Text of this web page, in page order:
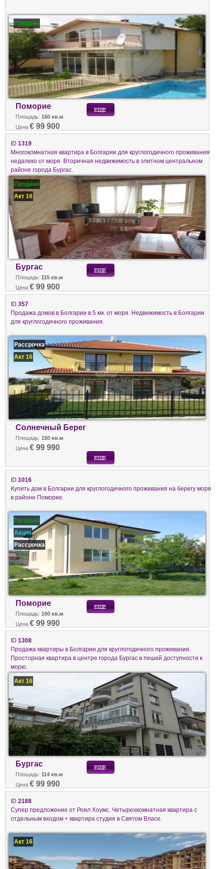
Продано
Поморие
Площадь: 160 кв.м
Цена € 99 900
ID 1319
Многокомнатная квартира в Болгарии для круглогодичного проживания
недалеко от моря. Вторичная недвижимость в элитном центральном
районе города Бургас.
Продано
Акт 16
Бургас
Площадь: 115 кв.м
Цена € 99 900
ID 357
Продажа домов в Болгарии в 5 км. от моря. Недвижимость в Болгарии
для круглогодичного проживания.
Рассрочка
Акт 16
Солнечный Берег
Площадь: 150 кв.м
Цена € 99 990
ID 1016
Купить дом в Болгарии для круглогодичного проживания на берегу моря
в районе Поморие.
Продано
Акция
Рассрочка
Поморие
Площадь: 160 кв.м
Цена € 99 990
ID 1308
Продажа квартиры в Болгарии для круглогодичного проживания.
Просторная квартира в центре города Бургас в пешей доступности к
морю.
Акт 16
Бургас
Площадь: 114 кв.м
Цена € 99 990
ID 2188
Супер предложение от Роял Хоумс. Четырехкомнатная квартира с
отдельным входом + квартира студия в Святом Власе.
Акт 16